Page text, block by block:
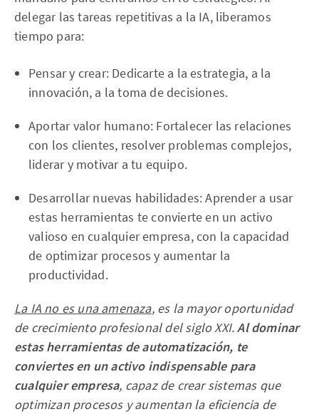
delegar las tareas repetitivas a la IA, liberamos
tiempo para:
Pensar y crear: Dedicarte a la estrategia, a la
innovación, a la toma de decisiones.
Aportar valor humano: Fortalecer las relaciones
con los clientes, resolver problemas complejos,
liderar y motivar a tu equipo.
Desarrollar nuevas habilidades: Aprender a usar
estas herramientas te convierte en un activo
valioso en cualquier empresa, con la capacidad
de optimizar procesos y aumentar la
productividad.
La IA no es una amenaza, es la mayor oportunidad
de crecimiento profesional del siglo XXI.Al dominar
estas herramientas de automatización, te
conviertes en un activo indispensable para
cualquier empresa, capaz de crear sistemas que
optimizan procesos y aumentan la eficiencia de